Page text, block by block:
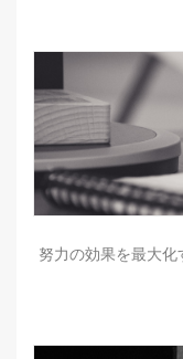
努力の効果を最大